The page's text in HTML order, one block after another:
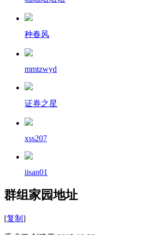
种春风
mmtzwyd
证券之星
xss207
iisan01
群组家园地址
[复制 ]